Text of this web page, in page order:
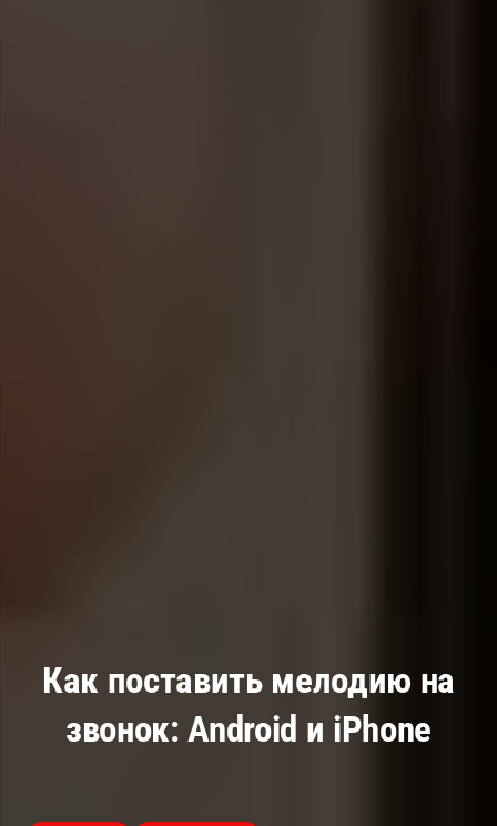
Как поставить мелодию на
звонок: Android и iPhone